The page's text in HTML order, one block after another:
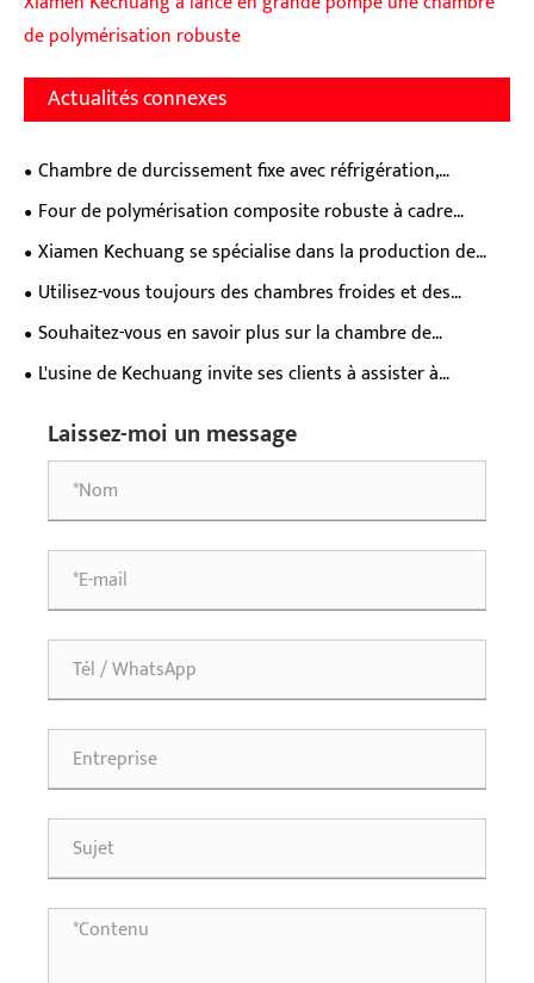
de polymérisation robuste
Actualités connexes
Chambre de durcissement fixe avec réfrigération,
fonctions de réfrigération et de cuisson combinées en une
seule !
Four de polymérisation composite robuste à cadre
renforcé avec système de rail à canal en C
Xiamen Kechuang se spécialise dans la production de
chambres de durcissement de films de stratification
spécialisées. Intéressé?
Utilisez-vous toujours des chambres froides et des
chambres de durcissement séparées pour le laminage des
films plastiques ?
Souhaitez-vous en savoir plus sur la chambre de
polymérisation intelligente de film composite de Xiamen
Kechuang ?
L'usine de Kechuang invite ses clients à assister à
de séchage
Laissez-moi un message